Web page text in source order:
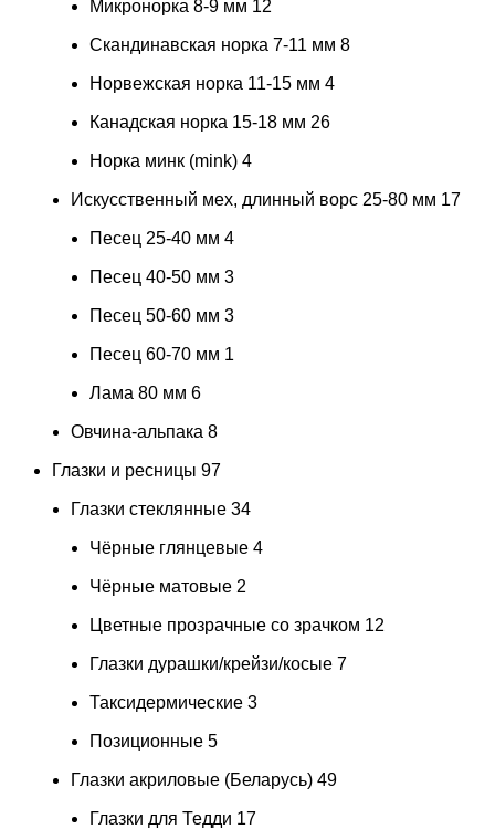
Микронорка 8-9 мм 12
Скандинавская норка 7-11 мм 8
Норвежская норка 11-15 мм 4
Канадская норка 15-18 мм 26
Норка минк (mink) 4
Искусственный мех, длинный ворс 25-80 мм 17
Песец 25-40 мм 4
Песец 40-50 мм 3
Песец 50-60 мм 3
Песец 60-70 мм 1
Лама 80 мм 6
Овчина-альпака 8
Глазки и ресницы 97
Глазки стеклянные 34
Чёрные глянцевые 4
Чёрные матовые 2
Цветные прозрачные со зрачком 12
Глазки дурашки/крейзи/косые 7
Таксидермические 3
Позиционные 5
Глазки акриловые (Беларусь) 49
Глазки для Тедди 17